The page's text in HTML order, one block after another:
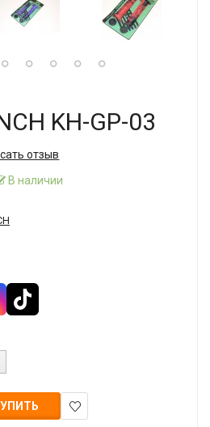
KH-GP-03
отзыв
В наличии